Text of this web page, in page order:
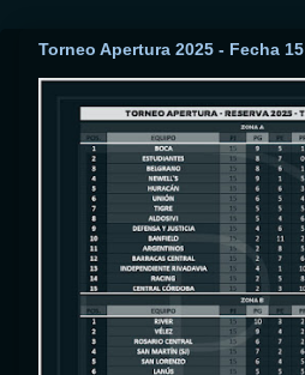
Torneo Apertura 2025 - Fecha 15